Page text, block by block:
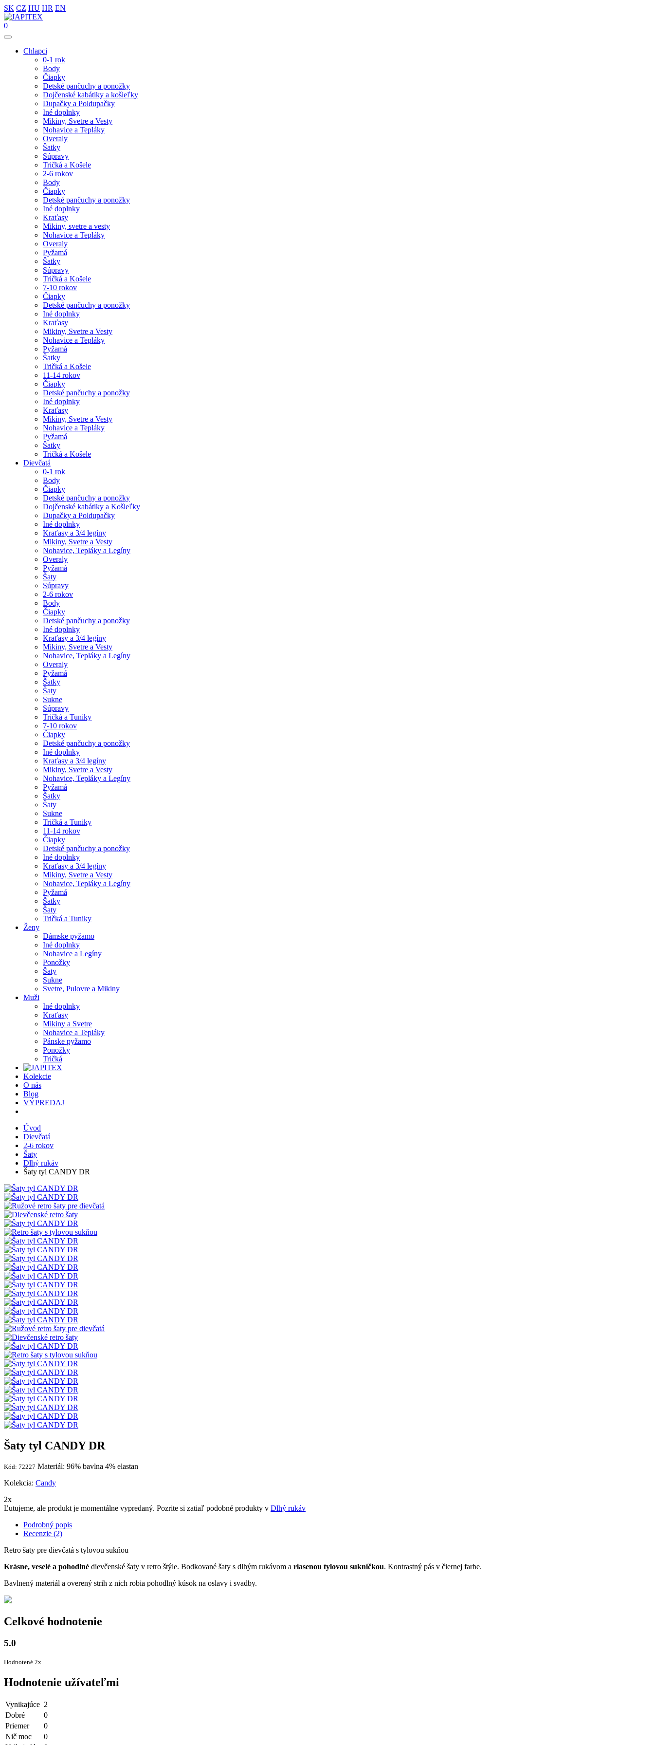
SK CZ HU HR EN
0
Chlapci
0-1 rok
Body
Čiapky
Detské pančuchy a ponožky
Dojčenské kabátiky a košieľky
Dupačky a Poldupačky
Iné doplnky
Mikiny, Svetre a Vesty
Nohavice a Tepláky
Overaly
Šatky
Súpravy
Tričká a Košele
2-6 rokov
Body
Čiapky
Detské pančuchy a ponožky
Iné doplnky
Kraťasy
Mikiny, svetre a vesty
Nohavice a Tepláky
Overaly
Pyžamá
Šatky
Súpravy
Tričká a Košele
7-10 rokov
Čiapky
Detské pančuchy a ponožky
Iné doplnky
Kraťasy
Mikiny, Svetre a Vesty
Nohavice a Tepláky
Pyžamá
Šatky
Tričká a Košele
11-14 rokov
Čiapky
Detské pančuchy a ponožky
Iné doplnky
Kraťasy
Mikiny, Svetre a Vesty
Nohavice a Tepláky
Pyžamá
Šatky
Tričká a Košele
Dievčatá
0-1 rok
Body
Čiapky
Detské pančuchy a ponožky
Dojčenské kabátiky a Košieľky
Dupačky a Poldupačky
Iné doplnky
Kraťasy a 3/4 legíny
Mikiny, Svetre a Vesty
Nohavice, Tepláky a Legíny
Overaly
Pyžamá
Šaty
Súpravy
2-6 rokov
Body
Čiapky
Detské pančuchy a ponožky
Iné doplnky
Kraťasy a 3/4 legíny
Mikiny, Svetre a Vesty
Nohavice, Tepláky a Legíny
Overaly
Pyžamá
Šatky
Šaty
Sukne
Súpravy
Tričká a Tuniky
7-10 rokov
Čiapky
Detské pančuchy a ponožky
Iné doplnky
Kraťasy a 3/4 legíny
Mikiny, Svetre a Vesty
Nohavice, Tepláky a Legíny
Pyžamá
Šatky
Šaty
Sukne
Tričká a Tuniky
11-14 rokov
Čiapky
Detské pančuchy a ponožky
Iné doplnky
Kraťasy a 3/4 legíny
Mikiny, Svetre a Vesty
Nohavice, Tepláky a Legíny
Pyžamá
Šatky
Šaty
Tričká a Tuniky
Ženy
Dámske pyžamo
Iné doplnky
Nohavice a Legíny
Ponožky
Šaty
Sukne
Svetre, Pulovre a Mikiny
Muži
Iné doplnky
Kraťasy
Mikiny a Svetre
Nohavice a Tepláky
Pánske pyžamo
Ponožky
Tričká
Kolekcie
O nás
Blog
VÝPREDAJ
Úvod
Dievčatá
2-6 rokov
Šaty
Dlhý rukáv
Šaty tyl CANDY DR
Šaty tyl CANDY DR
Kód: 72227 Materiál: 96% bavlna 4% elastan
Kolekcia: Candy
2x
Ľutujeme, ale produkt je momentálne vypredaný. Pozrite si zatiaľ podobné produkty v Dlhý rukáv
Podrobný popis
Recenzie (2)
Retro šaty pre dievčatá s tylovou sukňou
Krásne, veselé a pohodlné dievčenské šaty v retro štýle. Bodkované šaty s dlhým rukávom a riasenou tylovou sukničkou. Kontrastný pás v čiernej farbe.
Bavlnený materiál a overený strih z nich robia pohodlný kúsok na oslavy i svadby.
Celkové hodnotenie
5.0
Hodnotené 2x
Hodnotenie užívateľmi
Vynikajúce 2
Dobré
0
Priemer
0
Nič moc
0